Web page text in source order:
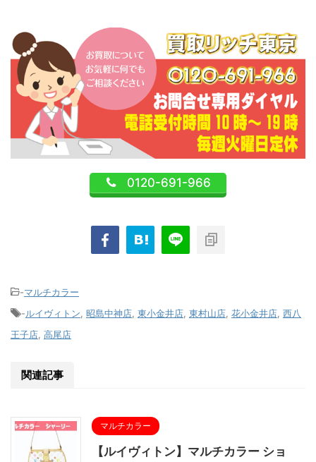
0120-691-966
-マルチカラー
-ルイヴィトン, 昭島中神店, 東小金井店, 東村山店, 花小金井店, 西八
王子店, 高尾店
関連記事
マルチカラー
【ルイヴィトン】マルチカラー ショ